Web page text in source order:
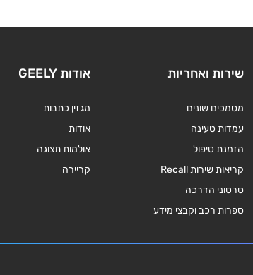
שירות ואחריות
מסמכים שונים
עמדות טעינה
הזמנת טיפול
קריאות שירות Recall
סרטוני הדרכה
ספרות רכב וקבצי מידע
אודות GEELY
מגזין כתבות
אודות
אולמות תצוגה
קריירה